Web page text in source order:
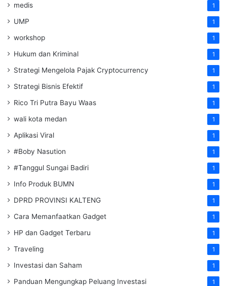
medis 1
UMP 1
workshop 1
Hukum dan Kriminal 1
Strategi Mengelola Pajak Cryptocurrency 1
Strategi Bisnis Efektif 1
Rico Tri Putra Bayu Waas 1
wali kota medan 1
Aplikasi Viral 1
#Boby Nasution 1
#Tanggul Sungai Badiri 1
Info Produk BUMN 1
DPRD PROVINSI KALTENG 1
Cara Memanfaatkan Gadget 1
HP dan Gadget Terbaru 1
Traveling 1
Investasi dan Saham 1
Panduan Mengungkap Peluang Investasi 1